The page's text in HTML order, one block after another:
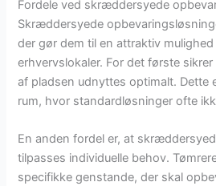
Fordele ved skræddersyede
Skræddersyede
der gør dem til en attraktiv
erhvervslokaler. For det første
af pladsen udnyttes optimalt. Dette
rum, hvor standardløsninger ofte
En anden fordel er, at
tilpasses individuelle behov.
specifikke genstande, der skal